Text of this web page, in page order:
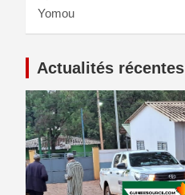
Yomou
Actualités récentes